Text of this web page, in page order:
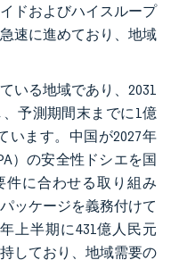
ドおよびハイスループ
速に進めており、地域
いる地域であり、2031
、予測期間末までに1億
います。中国が2027年
）の安全性ドシエを国
件に合わせる取り組み
ッケージを義務付けて
上半期に431億人民元
しており、地域需要の